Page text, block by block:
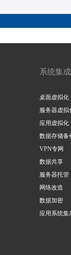
系统集成
桌面虚拟化
服务器虚拟
应用虚拟化
数据存储备
VPN专网
数据共享
服务器托管
网络改造
数据加密
应用系统集